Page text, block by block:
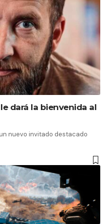
dará la bienvenida al
nuevo invitado destacado